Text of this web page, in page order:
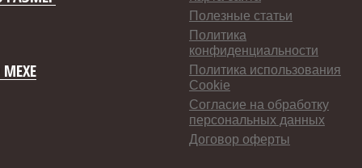
Полезные статьи
Политика
конфиденциальности
Политика использования
Cookie
Согласие на обработку
персональных данных
Договор оферты